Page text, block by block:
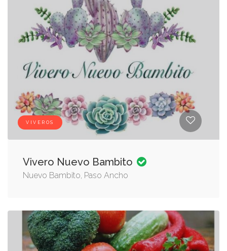
VIVEROS
Vivero Nuevo Bambito
Nuevo Bambito, Paso Ancho